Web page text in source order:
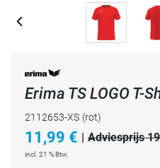
Erima TS LOGO T-
2112653-XS (rot)
11,99 € | Adviesprijs
incl. 21 % Btw.